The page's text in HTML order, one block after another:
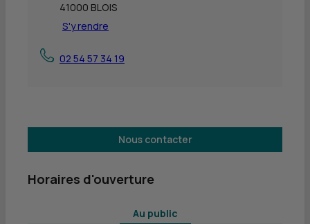
41000 BLOIS
S'y rendre
02 54 57 34 19
Nous contacter
Horaires d'ouverture
Au public